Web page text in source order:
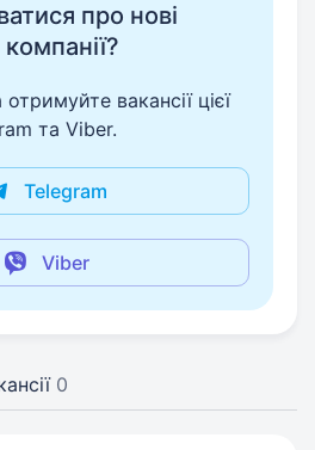
про нові
компанії?
вакансії цієї
та Viber.
Telegram
Viber
0